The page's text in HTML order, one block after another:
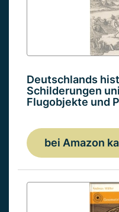
Deutschlands
Schilderungen
Flugobjekte und
bei Amazon